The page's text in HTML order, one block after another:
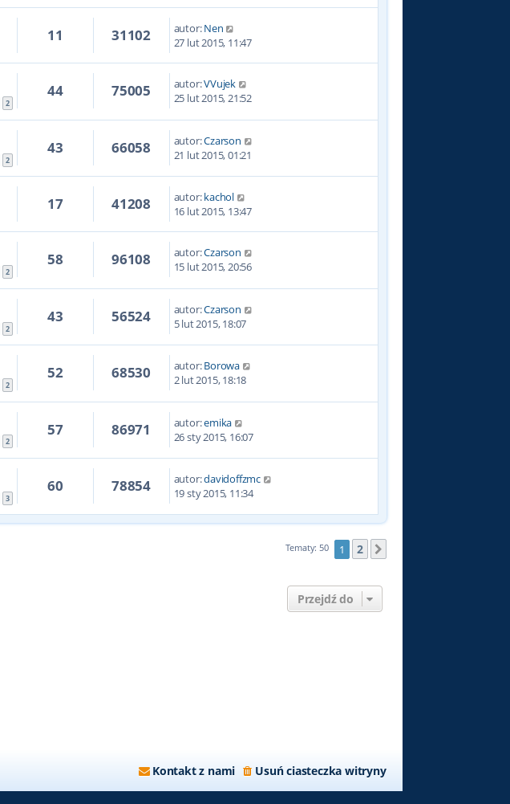
11 31102 autor:Nen
27 lut 2015, 11:47
2
44 75005 autor:VVujek
25 lut 2015, 21:52
2
43 66058 autor:Czarson
21 lut 2015, 01:21
17 41208 autor:kachol
16 lut 2015, 13:47
2
58 96108 autor:Czarson
15 lut 2015, 20:56
2
43 56524 autor:Czarson
5 lut 2015, 18:07
2
52 68530 autor:Borowa
2 lut 2015, 18:18
2
57 86971 autor:emika
26 sty 2015, 16:07
3
60 78854 autor:davidoffzmc
19 sty 2015, 11:34
Tematy: 50 1 2
Przejdź do
Usuń ciasteczka witryny
Kontakt z nami